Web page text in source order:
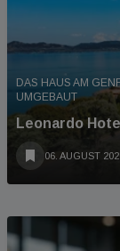
DAS HAUS AM
UMGEBAUT
Leonardo
06. AUGUST